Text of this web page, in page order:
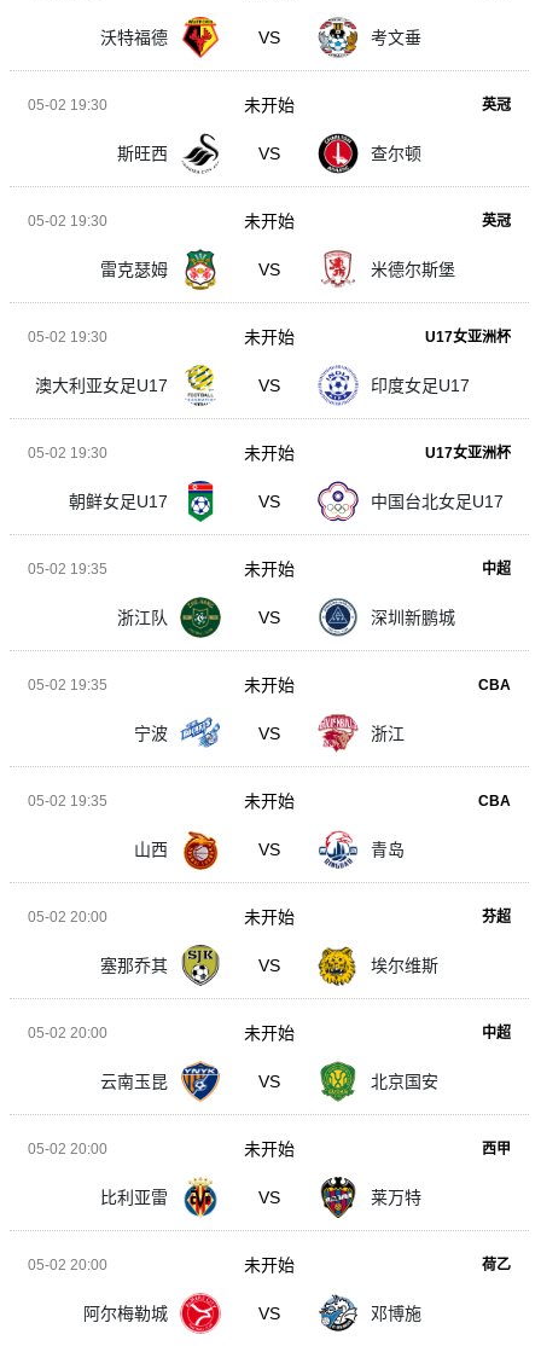
沃特福德 VS 考文垂
05-02 19:30 英冠
斯旺西 VS 查尔顿
未开始
05-02 19:30 英冠
雷克瑟姆 VS 米德尔斯堡
未开始
05-02 19:30 U17女亚洲杯
澳大利亚女足U17 VS 印度女足U17
未开始
05-02 19:30 U17女亚洲杯
朝鲜女足U17 VS 中国台北女足U17
未开始
05-02 19:35 中超
浙江队 VS 深圳新鹏城
未开始
05-02 19:35 CBA
宁波 VS 浙江
未开始
05-02 19:35 CBA
山西 VS 青岛
未开始
05-02 20:00 芬超
塞那乔其 VS 埃尔维斯
未开始
05-02 20:00 中超
云南玉昆 VS 北京国安
未开始
05-02 20:00 西甲
比利亚雷 VS 莱万特
未开始
05-02 20:00 荷乙
阿尔梅勒城 VS 邓博施
未开始